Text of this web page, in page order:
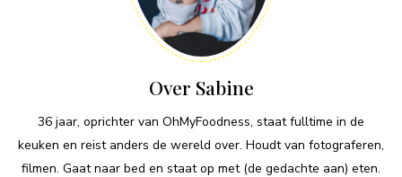
Over Sabine
36 jaar, oprichter van OhMyFoodness, staat fulltime in de
keuken en reist anders de wereld over. Houdt van fotograferen,
filmen. Gaat naar bed en staat op met (de gedachte aan) eten.